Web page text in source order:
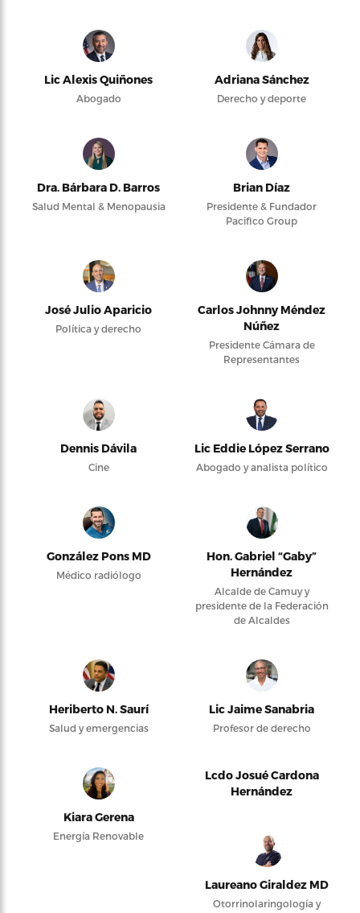
Lic Alexis Quiñones
Abogado
Adriana Sánchez
Derecho y deporte
Dra. Bárbara D. Barros
Salud Mental & Menopausia
Brian Díaz
Presidente & Fundador
Pacifico Group
José Julio Aparicio
Política y derecho
Carlos Johnny Méndez
Núñez
Presidente Cámara de
Representantes
Dennis Dávila
Cine
Lic Eddie López Serrano
Abogado y analista político
González Pons MD
Médico radiólogo
Hon. Gabriel “Gaby”
Hernández
Alcalde de Camuy y
presidente de la Federación
de Alcaldes
Heriberto N. Saurí
Salud y emergencias
Lic Jaime Sanabria
Profesor de derecho
Kiara Gerena
Energía Renovable
Lcdo Josué Cardona
Hernández
Laureano Giraldez MD
Otorrinolaringología y